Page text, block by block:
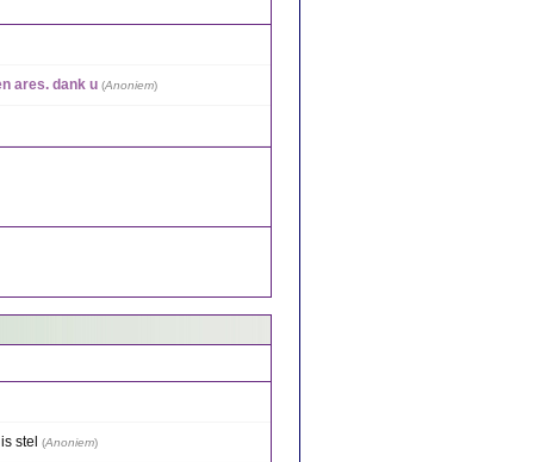
ares. dank u (Anoniem)
stel (Anoniem)